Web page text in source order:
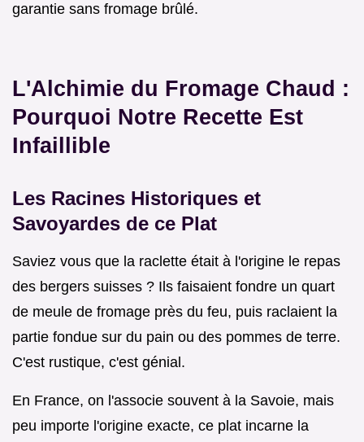
garantie sans fromage brûlé.
L'Alchimie du Fromage Chaud :
Pourquoi Notre Recette Est
Infaillible
Les Racines Historiques et
Savoyardes de ce Plat
Saviez vous que la raclette était à l'origine le repas
des bergers suisses ? Ils faisaient fondre un quart
de meule de fromage près du feu, puis raclaient la
partie fondue sur du pain ou des pommes de terre.
C'est rustique, c'est génial.
En France, on l'associe souvent à la Savoie, mais
peu importe l'origine exacte, ce plat incarne la